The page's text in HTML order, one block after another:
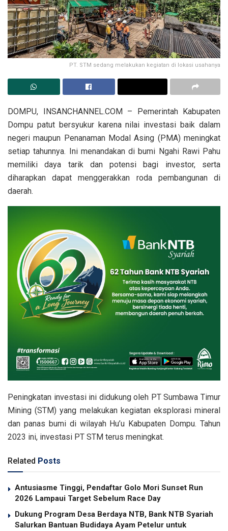
PT. STM sedang melakukan kegiatan di lokasi usahanya
DOMPU, INSANCHANNEL.COM – Pemerintah Kabupaten
Dompu patut bersyukur karena nilai investasi baik dalam
negeri maupun Penanaman Modal Asing (PMA) meningkat
setiap tahunnya. Ini menandakan di bumi Ngahi Rawi Pahu
memiliki daya tarik dan potensi bagi investor, serta
diharapkan dapat menggerakkan roda pembangunan di
daerah.
Peningkatan investasi ini didukung oleh PT Sumbawa Timur
Mining (STM) yang melakukan kegiatan eksplorasi mineral
dan panas bumi di wilayah Hu’u Kabupaten Dompu. Tahun
2023 ini, investasi PT STM terus meningkat.
Related Posts
Antusiasme Tinggi, Pendaftar Golo Mori Sunset Run
2026 Lampaui Target Sebelum Race Day
Dukung Program Desa Berdaya NTB, Bank NTB Syariah
Salurkan Bantuan Budidaya Ayam Petelur untuk